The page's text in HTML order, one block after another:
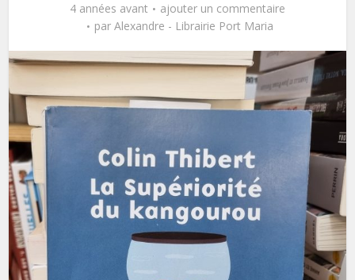
4 années avant
ajouter un commentaire
par Alexandre - Librairie Port Maria